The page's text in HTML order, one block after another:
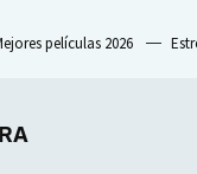
películas 2026